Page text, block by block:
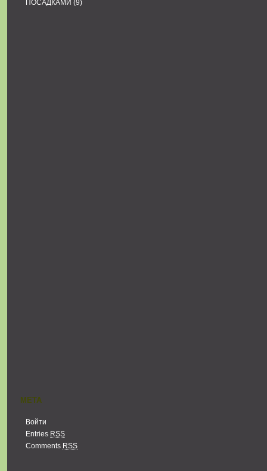
ПОСАДКАМИ (9)
МЕТА
Войти
Entries RSS
Comments RSS